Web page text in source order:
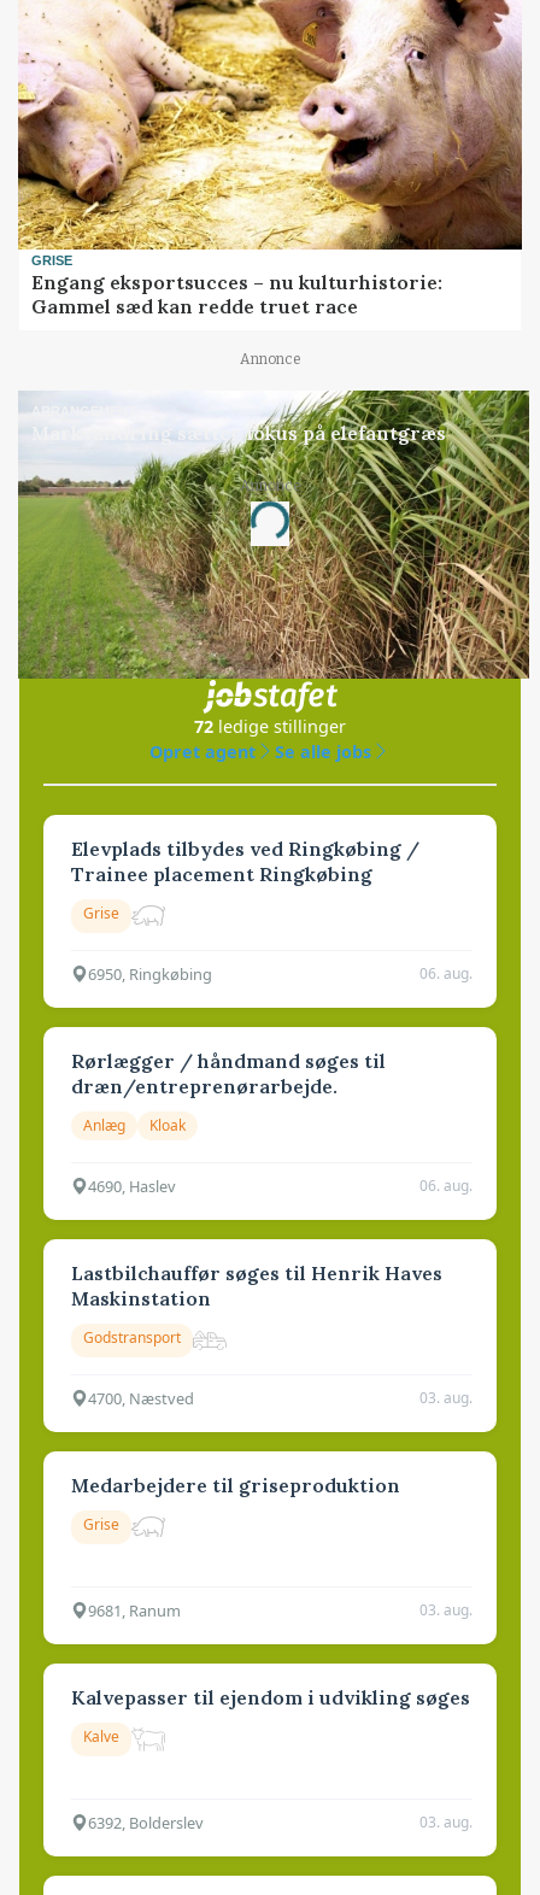
GRISE
Engang eksportsucces – nu kulturhistorie:
Gammel sæd kan redde truet race
Annonce
ARRANGEMENT
Markvandring sætter fokus på elefantgræs
Annonce
Loading...
Jobs
i samarbejde med
72 ledige stillinger
Opret agent
Se alle jobs
Elevplads tilbydes ved Ringkøbing /
Trainee placement Ringkøbing
Grise
6950, Ringkøbing 06. aug.
Rørlægger / håndmand søges til
dræn/entreprenørarbejde.
Anlæg Kloak
4690, Haslev 06. aug.
Lastbilchauffør søges til Henrik Haves
Maskinstation
Godstransport
4700, Næstved 03. aug.
Medarbejdere til griseproduktion
Grise
9681, Ranum 03. aug.
Kalvepasser til ejendom i udvikling søges
Kalve
6392, Bolderslev 03. aug.